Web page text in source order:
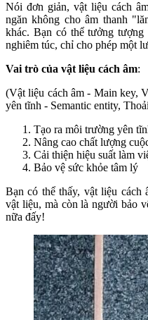
Nói đơn giản, vật liệu cách
ngăn không cho âm thanh
khác. Bạn có thể tưởng
nghiêm túc, chỉ cho phép một
Vai trò của vật liệu cách âm:
(Vật liệu cách âm - Main key,
yên tĩnh - Semantic entity,
Tạo ra môi trường yên
Nâng cao chất lượng
Cải thiện hiệu suất làm
Bảo vệ sức khỏe tâm lý
Bạn có thể thấy, vật liệu cách
vật liệu, mà còn là người bảo
nữa đấy!